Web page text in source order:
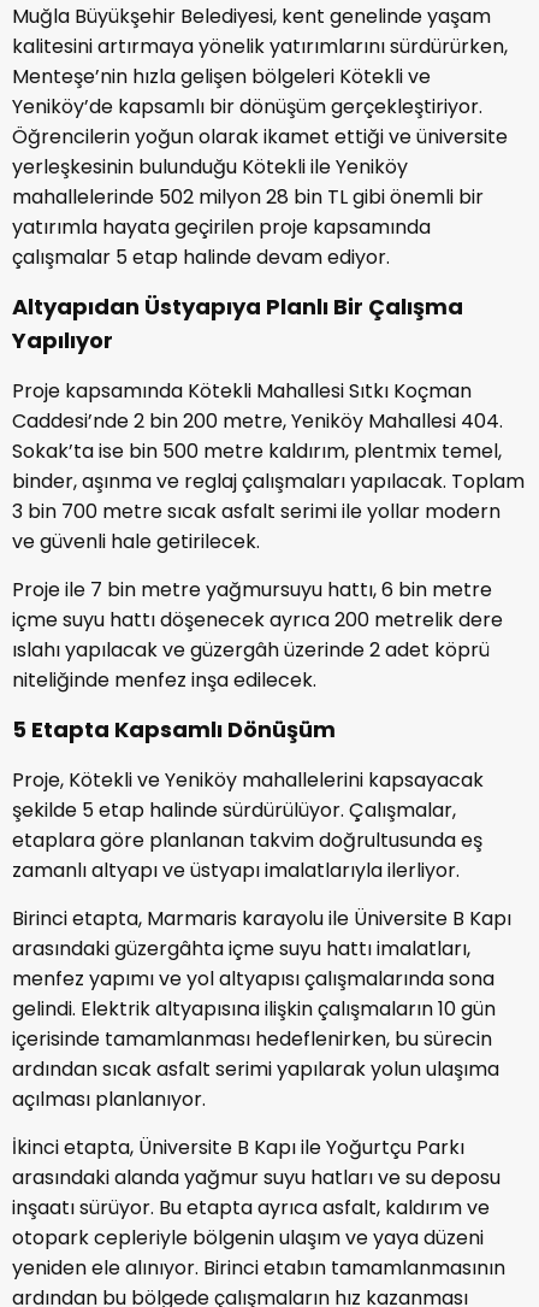
Muğla Büyükşehir Belediyesi, kent genelinde yaşam
kalitesini artırmaya yönelik yatırımlarını sürdürürken,
Menteşe’nin hızla gelişen bölgeleri Kötekli ve
Yeniköy’de kapsamlı bir dönüşüm gerçekleştiriyor.
Öğrencilerin yoğun olarak ikamet ettiği ve üniversite
yerleşkesinin bulunduğu Kötekli ile Yeniköy
mahallelerinde 502 milyon 28 bin TL gibi önemli bir
yatırımla hayata geçirilen proje kapsamında
çalışmalar 5 etap halinde devam ediyor.
Altyapıdan Üstyapıya Planlı Bir Çalışma
Yapılıyor
Proje kapsamında Kötekli Mahallesi Sıtkı Koçman
Caddesi’nde 2 bin 200 metre, Yeniköy Mahallesi 404.
Sokak’ta ise bin 500 metre kaldırım, plentmix temel,
binder, aşınma ve reglaj çalışmaları yapılacak. Toplam
3 bin 700 metre sıcak asfalt serimi ile yollar modern
ve güvenli hale getirilecek.
Proje ile 7 bin metre yağmursuyu hattı, 6 bin metre
içme suyu hattı döşenecek ayrıca 200 metrelik dere
ıslahı yapılacak ve güzergâh üzerinde 2 adet köprü
niteliğinde menfez inşa edilecek.
5 Etapta Kapsamlı Dönüşüm
Proje, Kötekli ve Yeniköy mahallelerini kapsayacak
şekilde 5 etap halinde sürdürülüyor. Çalışmalar,
etaplara göre planlanan takvim doğrultusunda eş
zamanlı altyapı ve üstyapı imalatlarıyla ilerliyor.
Birinci etapta, Marmaris karayolu ile Üniversite B Kapı
arasındaki güzergâhta içme suyu hattı imalatları,
menfez yapımı ve yol altyapısı çalışmalarında sona
gelindi. Elektrik altyapısına ilişkin çalışmaların 10 gün
içerisinde tamamlanması hedeflenirken, bu sürecin
ardından sıcak asfalt serimi yapılarak yolun ulaşıma
açılması planlanıyor.
İkinci etapta, Üniversite B Kapı ile Yoğurtçu Parkı
arasındaki alanda yağmur suyu hatları ve su deposu
inşaatı sürüyor. Bu etapta ayrıca asfalt, kaldırım ve
otopark cepleriyle bölgenin ulaşım ve yaya düzeni
yeniden ele alınıyor. Birinci etabın tamamlanmasının
ardından bu bölgede çalışmaların hız kazanması